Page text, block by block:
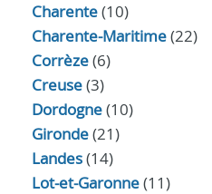
Charente(10)
Charente-Maritime(22)
Corrèze(6)
Creuse(3)
Dordogne(10)
Gironde(21)
Landes(14)
Lot-et-Garonne(11)